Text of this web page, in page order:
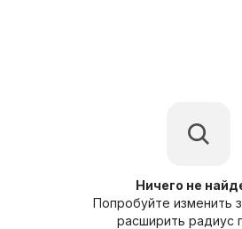
Ничего не
Попробуйте изменить
расширить радиус